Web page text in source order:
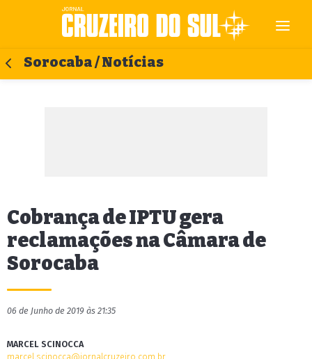
Sorocaba / Notícias
Cobrança de IPTU gera
reclamações na Câmara de
Sorocaba
06 de Junho de 2019 às 21:35
MARCEL SCINOCCA
marcel.scinocca@jornalcruzeiro.com.br